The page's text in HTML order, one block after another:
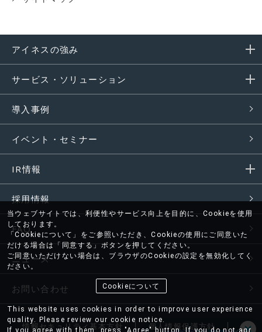
アイネスの強み
サービス・ソリューション
導入事例
イベント・セミナー
IR情報
採用情報
FAQ
ニュース
お問い合わせ
情報セキュリティ基本方針 個人情報保護方針
当ウェブサイトでは、利便性やサービス向上を目的に、Cookieを使用
しております。
「Cookieについて」をご参照いただき、Cookieの使用にご同意いた
だける場合は「同意する」ボタンを押してください。
ご同意いただけない場合は、ブラウザのCookieの設定を無効化してく
ださい。
Cookieについて
This website uses cookies in order to improve user experience
quality. Please review our cookie notice.
If you agree with them, press "Agree" button. If you do not agr